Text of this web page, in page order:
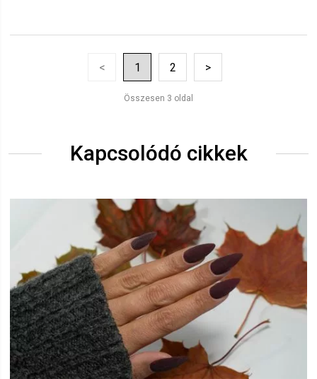
< 1 2 >
Összesen 3 oldal
Kapcsolódó cikkek